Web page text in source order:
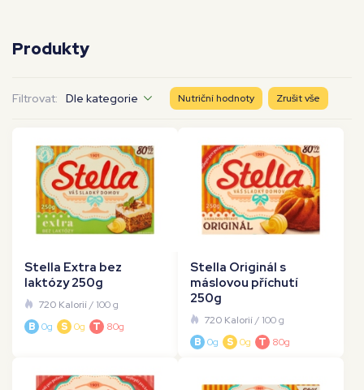
Produkty
Filtrovat: Dle kategorie Nutriční hodnoty Zrušit vše
Stella Extra bez
laktózy 250g
720 Kalorií/ 100 g
B 0g S 0g T 80g
Stella Originál s
máslovou příchutí
250g
720 Kalorií/ 100 g
B 0g S 0g T 80g